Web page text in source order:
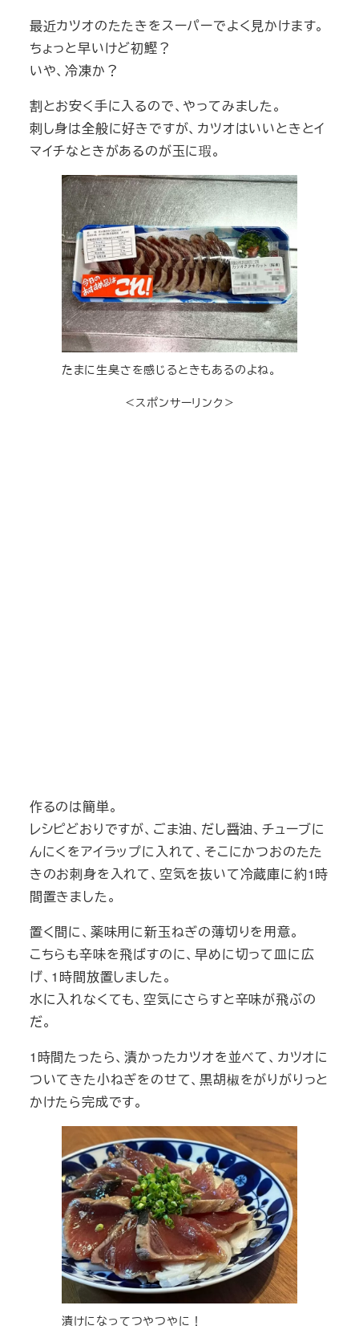
最近カツオのたたきをスーパーでよく見かけます。
ちょっと早いけど初鰹？
いや、冷凍か？
割とお安く手に入るので、やってみました。
刺し身は全般に好きですが、カツオはいいときとイ
マイチなときがあるのが玉に瑕。
たまに生臭さを感じるときもあるのよね。
＜スポンサーリンク＞
作るのは簡単。
レシピどおりですが、ごま油、だし醤油、チューブに
んにくをアイラップに入れて、そこにかつおのたた
きのお刺身を入れて、空気を抜いて冷蔵庫に約1時
間置きました。
置く間に、薬味用に新玉ねぎの薄切りを用意。
こちらも辛味を飛ばすのに、早めに切って皿に広
げ、1時間放置しました。
水に入れなくても、空気にさらすと辛味が飛ぶの
だ。
1時間たったら、漬かったカツオを並べて、カツオに
ついてきた小ねぎをのせて、黒胡椒をがりがりっと
かけたら完成です。
漬けになってつやつやに！